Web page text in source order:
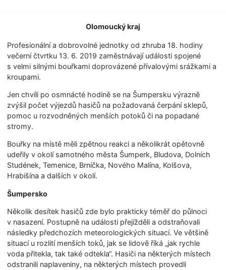
Olomoucký kraj
Profesionální a dobrovolné jednotky od zhruba 18. hodiny
večerní čtvrtku 13. 6. 2019 zaměstnávají události spojené
s velmi silnými bouřkami doprovázené přívalovými srážkami a
kroupami.
Jen chvíli po osmnácté hodině se na Šumpersku výrazně
zvýšil počet výjezdů hasičů na požadovaná čerpání sklepů,
pomoc u rozvodněných menších potoků či na popadané
stromy.
Bouřky na místě měli zpětnou reakci a několikrát opětovně
udeřily v okolí samotného města Šumperk, Bludova, Dolních
Studének, Temenice, Brníčka, Nového Malína, Kolšova,
Hrabišína a dalších v okolí.
Šumpersko
Několik desítek hasičů zde bylo prakticky téměř do půlnoci
v nasazení. Postupně na události přejížděli a odstraňovali
následky předchozích meteorologických situací. Ve většině
situací u rozlití menších toků, jak se lidově říká „jak rychle
voda přitekla, tak také odtekla“. Hasiči na některých místech
odstranili naplaveniny, na některých místech provedli